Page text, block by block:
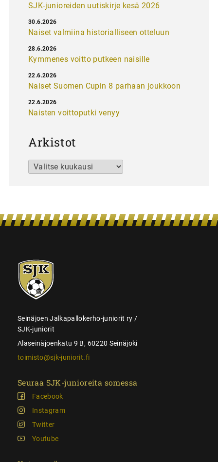
SJK-junioreiden uutiskirje kesä 2026
Naiset valmiina historialliseen otteluun
30.6.2026
Kymmenes voitto putkeen naisille
28.6.2026
Naiset Suomen Cupin 8 parhaan joukkoon
22.6.2026
Naisten voittoputki venyy
22.6.2026
Arkistot
Arkistot
SJK-
juniorit
Seinäjoen Jalkapallokerho-juniorit ry /
SJK-juniorit
Alaseinäjoenkatu 9 B, 60220 Seinäjoki
toimisto@sjk-juniorit.fi
Seuraa SJK-junioreita somessa
Facebook
Instagram
Twitter
Youtube